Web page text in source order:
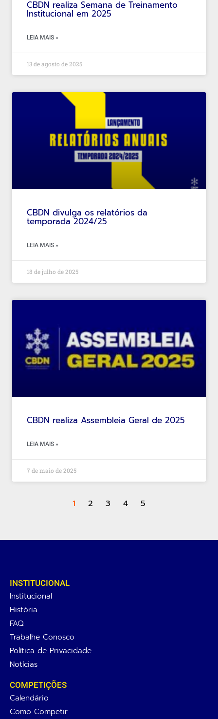
CBDN realiza Semana de Treinamento
Institucional em 2025
LEIA MAIS »
13 de agosto de 2025
CBDN divulga os relatórios da
temporada 2024/25
LEIA MAIS »
18 de julho de 2025
CBDN realiza Assembleia Geral de 2025
LEIA MAIS »
7 de maio de 2025
1 2 3 4 5
INSTITUCIONAL
Institucional
História
FAQ
Trabalhe Conosco
Política de Privacidade
Notícias
COMPETIÇÕES
Calendário
Como Competir